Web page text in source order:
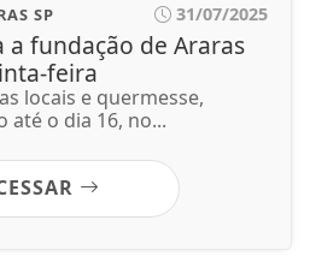
SP 31/07/2025
a fundação de Araras
feira
locais e quermesse,
até o dia 16, no...